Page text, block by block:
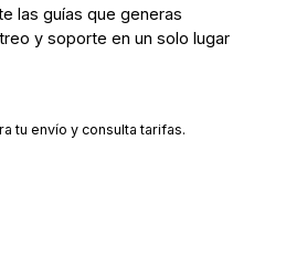
las guías que generas
y soporte en un solo lugar
tu envío y consulta tarifas.